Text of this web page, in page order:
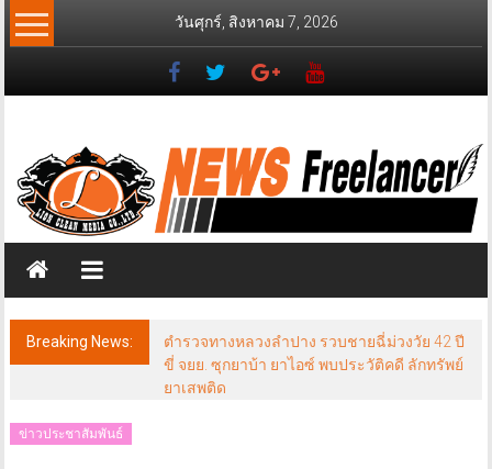
Skip
to
วันศุกร์, สิงหาคม 7, 2026
News
Freelancer
วส์
ฟรี
แลน
เซอร์
Breaking News:
ตำรวจทางหลวงลำปาง รวบชายฉี่ม่วงวัย 42 ปี
ขี่ จยย. ซุกยาบ้า ยาไอซ์ พบประวัติคดี ลักทรัพย์
ยาเสพติด
ข่าวประชาสัมพันธ์